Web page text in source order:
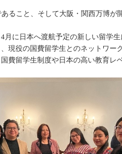
こと、そして大阪・関西万博が
に日本へ渡航予定の新しい留学
現役の国費留学生とのネットワ
留学生制度や日本の高い教育レ